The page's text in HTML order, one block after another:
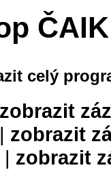
celý
zobrazit
| zobrazit
| zobrazit